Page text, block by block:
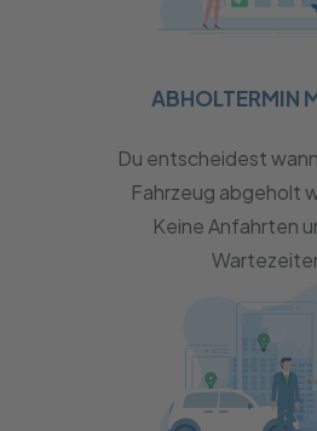
ABHOLTERMIN
Du entscheidest
Fahrzeug abgeholt
Keine Anfahrten